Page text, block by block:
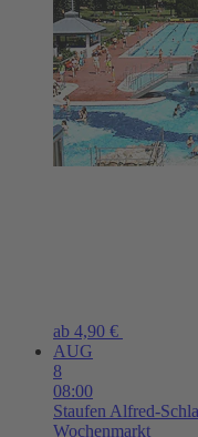
ab 4,90 €
AUG
8
08:00
Staufen Alfred-
Wochenmarkt